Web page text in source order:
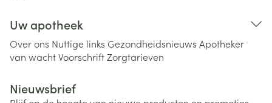
Uw apotheek
Over ons Nuttige links Gezondheidsnieuws Apotheker
van wachtVoorschriftZorgtarieven
Nieuwsbrief